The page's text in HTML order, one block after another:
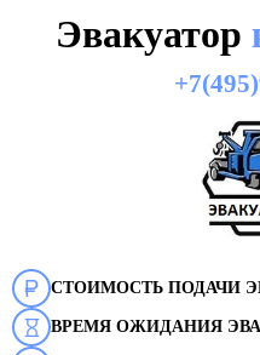
Эвакуатор
СТОИМОСТЬ ПОДАЧИ
ВРЕМЯ ОЖИДАНИЯ